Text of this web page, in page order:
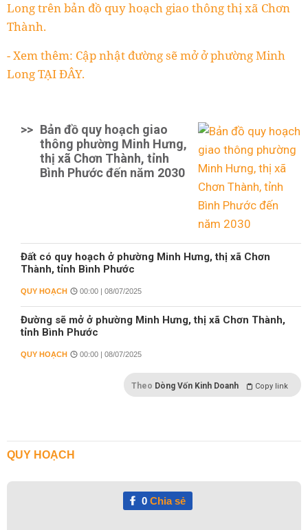
Long trên bản đồ quy hoạch giao thông thị xã Chơn
Thành.
- Xem thêm: Cập nhật đường sẽ mở ở phường Minh
Long TẠI ĐÂY.
>> Bản đồ quy hoạch giao
thông phường Minh Hưng,
thị xã Chơn Thành, tỉnh
Bình Phước đến năm 2030
Đất có quy hoạch ở phường Minh Hưng, thị xã Chơn
Thành, tỉnh Bình Phước
QUY HOẠCH 00:00 | 08/07/2025
Đường sẽ mở ở phường Minh Hưng, thị xã Chơn Thành,
tỉnh Bình Phước
QUY HOẠCH 00:00 | 08/07/2025
Theo Dòng Vốn Kinh Doanh Copy link
QUY HOẠCH
0Chia sẻ